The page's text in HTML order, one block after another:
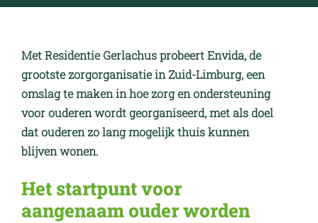
Met Residentie Gerlachus probeert Envida, de
grootste zorgorganisatie in Zuid-Limburg, een
omslag te maken in hoe zorg en ondersteuning
voor ouderen wordt georganiseerd, met als doel
dat ouderen zo lang mogelijk thuis kunnen
blijven wonen.
Het startpunt voor
aangenaam ouder worden